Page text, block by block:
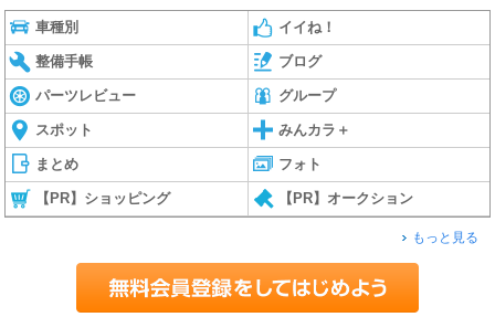
車種別 イイね！
整備手帳 ブログ
パーツレビュー グループ
スポット みんカラ＋
まとめ フォト
【PR】ショッピング 【PR】オークション
もっと見る